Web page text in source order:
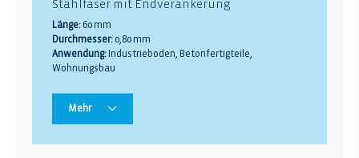
Stahlfaser mit Endverankerung
Länge: 60 mm
Durchmesser: 0,80 mm
Anwendung: Industrieboden, Betonfertigteile,
Wohnungsbau
Mehr